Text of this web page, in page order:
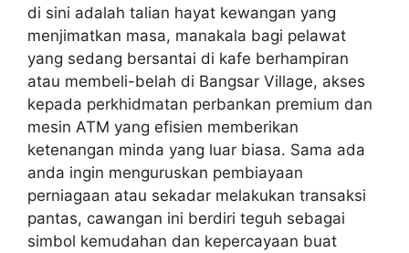
di sini adalah talian hayat kewangan yang
menjimatkan masa, manakala bagi pelawat
yang sedang bersantai di kafe berhampiran
atau membeli-belah di Bangsar Village, akses
kepada perkhidmatan perbankan premium dan
mesin ATM yang efisien memberikan
ketenangan minda yang luar biasa. Sama ada
anda ingin menguruskan pembiayaan
perniagaan atau sekadar melakukan transaksi
pantas, cawangan ini berdiri teguh sebagai
simbol kemudahan dan kepercayaan buat